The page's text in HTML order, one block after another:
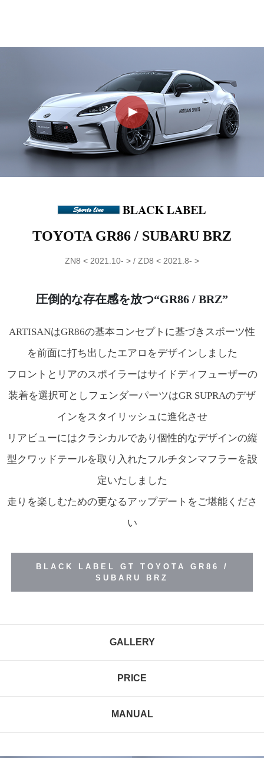
TOYOTA GR86 / SUBARU BRZ
ZN8 < 2021.10- > / ZD8 < 2021.8- >
圧倒的な存在感を放つ“GR86 / BRZ”
ARTISANはGR86の基本コンセプトに基づきスポーツ性
を前面に打ち出したエアロをデザインしました
フロントとリアのスポイラーはサイドディフューザーの
装着を選択可としフェンダーパーツはGR SUPRAのデザ
インをスタイリッシュに進化させ
リアビューにはクラシカルであり個性的なデザインの縦
型クワッドテールを取り入れたフルチタンマフラーを設
定いたしました
走りを楽しむための更なるアップデートをご堪能くださ
い
BLACK LABEL GT TOYOTA GR86 /
SUBARU BRZ
GALLERY
PRICE
MANUAL